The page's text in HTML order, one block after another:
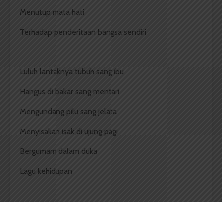
Menutup mata hati
Terhadap penderitaan bangsa sendiri
Luluh lantaknya tubuh sang ibu
Hangus di bakar sang mentari
Mengundang pilu sang jelata
Menyisakan isak di ujung pagi
Bergumam dalam duka
Lagu kehidupan